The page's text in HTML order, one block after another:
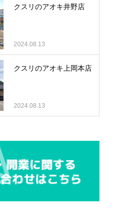
クスリのアオキ井野店
2024.08.13
クスリのアオキ上岡本店
2024.08.13